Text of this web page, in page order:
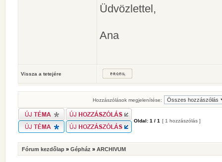
Üdvözlettel,
Ana
Vissza a tetejére
Hozzászólások megjelenítése:
Oldal: 1 / 1 [ 1 hozzászólás ]
Fórum kezdőlap » Gépház » ARCHIVUM